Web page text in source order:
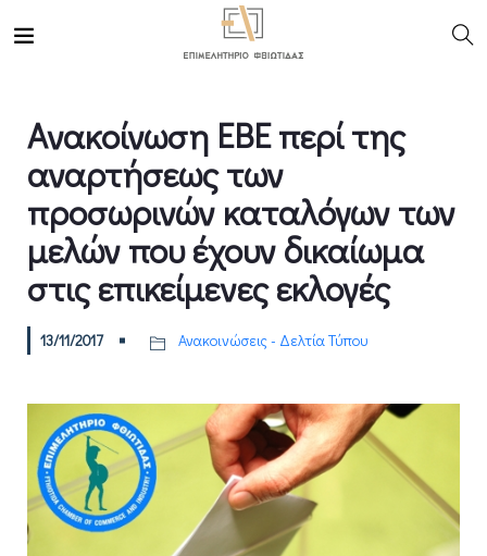
Ανακοίνωση ΕΒΕ περί της
αναρτήσεως των
προσωρινών καταλόγων των
μελών που έχουν δικαίωμα
στις επικείμενες εκλογές
13/11/2017 Ανακοινώσεις - Δελτία Τύπου